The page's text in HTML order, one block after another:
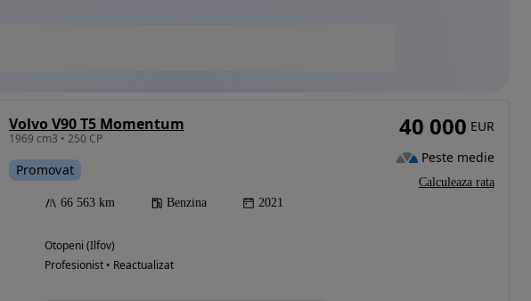
Volvo V90 T5 Momentum
1969 cm3 • 250 CP
Promovat
66 563 km Benzina 2021
Otopeni (Ilfov)
Profesionist • Reactualizat
40 000 EUR
Peste medie
Calculeaza rata